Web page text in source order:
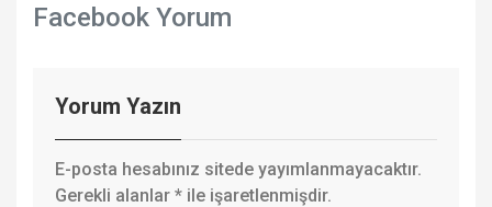
Facebook Yorum
Yorum Yazın
E-posta hesabınız sitede yayımlanmayacaktır.
Gerekli alanlar * ile işaretlenmişdir.